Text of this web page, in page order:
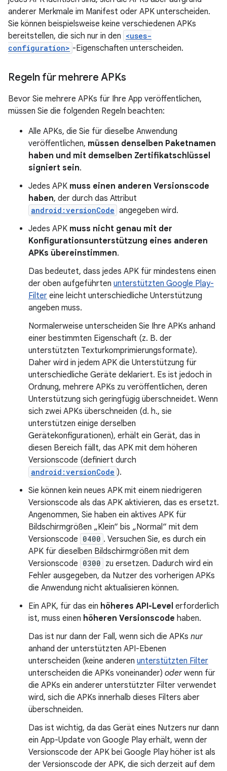
anderer Merkmale im Manifest oder APK unterscheiden.
Sie können beispielsweise keine verschiedenen APKs
bereitstellen, die sich nur in den <uses-
configuration> -Eigenschaften unterscheiden.
Regeln für mehrere APKs
Bevor Sie mehrere APKs für Ihre App veröffentlichen,
müssen Sie die folgenden Regeln beachten:
Alle APKs, die Sie für dieselbe Anwendung
veröffentlichen, müssen denselben Paketnamen
haben und mit demselben Zertifikatschlüssel
signiert sein.
Jedes APK muss einen anderen Versionscode
haben, der durch das Attribut
android:versionCode angegeben wird.
Jedes APK muss nicht genau mit der
Konfigurationsunterstützung eines anderen
APKs übereinstimmen.
Das bedeutet, dass jedes APK für mindestens einen
der oben aufgeführten unterstützten Google Play-
Filter eine leicht unterschiedliche Unterstützung
angeben muss.
Normalerweise unterscheiden Sie Ihre APKs anhand
einer bestimmten Eigenschaft (z. B. der
unterstützten Texturkomprimierungsformate).
Daher wird in jedem APK die Unterstützung für
unterschiedliche Geräte deklariert. Es ist jedoch in
Ordnung, mehrere APKs zu veröffentlichen, deren
Unterstützung sich geringfügig überschneidet. Wenn
sich zwei APKs überschneiden (d. h., sie
unterstützen einige derselben
Gerätekonfigurationen), erhält ein Gerät, das in
diesen Bereich fällt, das APK mit dem höheren
Versionscode (definiert durch
android:versionCode ).
Sie können kein neues APK mit einem niedrigeren
Versionscode als das APK aktivieren, das es ersetzt.
Angenommen, Sie haben ein aktives APK für
Bildschirmgrößen „Klein“ bis „Normal“ mit dem
Versionscode 0400 . Versuchen Sie, es durch ein
APK für dieselben Bildschirmgrößen mit dem
Versionscode 0300 zu ersetzen. Dadurch wird ein
Fehler ausgegeben, da Nutzer des vorherigen APKs
die Anwendung nicht aktualisieren können.
Ein APK, für das ein höheres API-Level erforderlich
ist, muss einen höheren Versionscode haben.
Das ist nur dann der Fall, wenn sich die APKs nur
anhand der unterstützten API-Ebenen
unterscheiden (keine anderen unterstützten Filter
unterscheiden die APKs voneinander) oderwenn für
die APKs ein anderer unterstützter Filter verwendet
wird, sich die APKs innerhalb dieses Filters aber
überschneiden.
Das ist wichtig, da das Gerät eines Nutzers nur dann
ein App-Update von Google Play erhält, wenn der
Versionscode der APK bei Google Play höher ist als
der Versionscode der APK, die sich derzeit auf dem